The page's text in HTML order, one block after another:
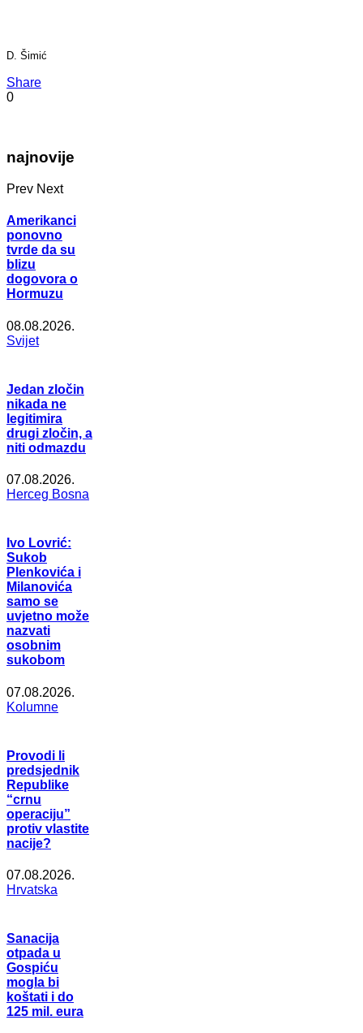
D. Šimić
Share
0
najnovije
Prev Next
Amerikanci
ponovno
tvrde da su
blizu
dogovora o
Hormuzu
08.08.2026.
Svijet
Jedan zločin
nikada ne
legitimira
drugi zločin, a
niti odmazdu
07.08.2026.
Herceg Bosna
Ivo Lovrić:
Sukob
Plenkovića i
Milanovića
samo se
uvjetno može
nazvati
osobnim
sukobom
07.08.2026.
Kolumne
Provodi li
predsjednik
Republike
“crnu
operaciju”
protiv vlastite
nacije?
07.08.2026.
Hrvatska
Sanacija
otpada u
Gospiću
mogla bi
koštati i do
125 mil. eura